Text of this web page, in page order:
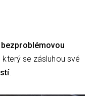
bezproblémovou
, který se zásluhou své
.